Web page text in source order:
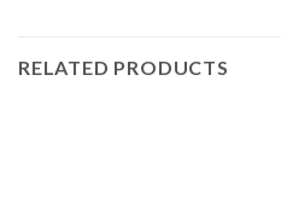
RELATED PRODUCTS